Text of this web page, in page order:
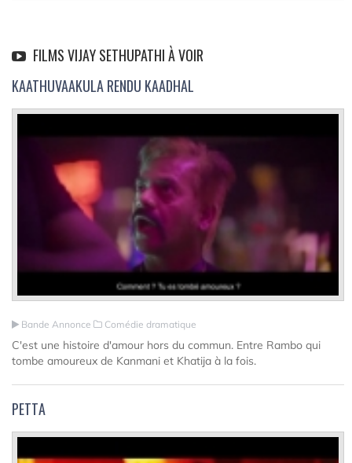
FILMS VIJAY SETHUPATHI À VOIR
KAATHUVAAKULA RENDU KAADHAL
Bande Annonce Comédie dramatique
C'est une histoire d'amour hors du commun. Entre Rambo qui
tombe amoureux de Kanmani et Khatija à la fois.
PETTA